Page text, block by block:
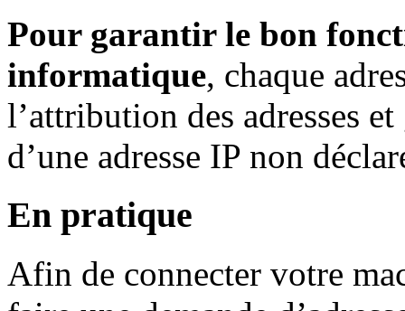
Pour garantir le bon
informatique, chaque
l’attribution des adresses
d’une adresse IP non
En pratique
Afin de connecter votre